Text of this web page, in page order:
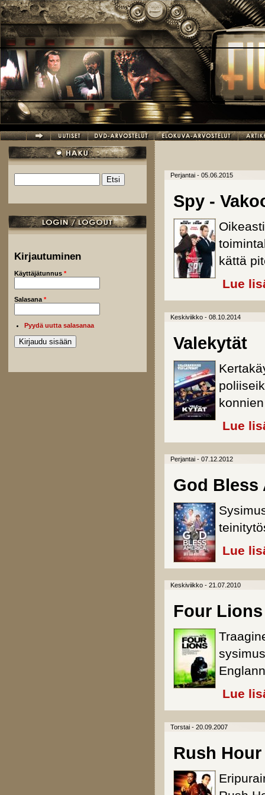
Hyppää pääsisältöön
Hakulomake
Kirjautuminen
Käyttäjätunnus *
Salasana *
Pyydä uutta salasanaa
Perjantai - 05.06.2015
Spy -
kättä
Lue
Keskiviikko - 08.10.2014
Valekytät
Lue
Perjantai - 07.12.2012
God Bless
Lue
Keskiviikko - 21.07.2010
Four Lions
Lue
Torstai - 20.09.2007
Rush Hour